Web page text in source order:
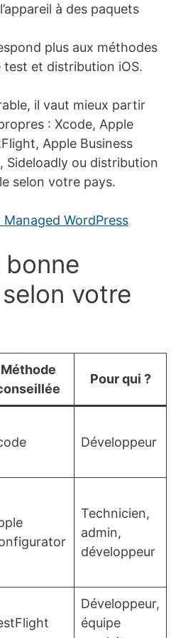
à des paquets
plus aux méthodes
test et distribution iOS.
il vaut mieux partir
: Xcode, Apple
Apple Business
Sideloadly ou distribution
selon votre pays.
bonne
votre
Méthode
Pour qui ?
Développeur
Technicien,
admin,
développeur
Développeur,
équipe